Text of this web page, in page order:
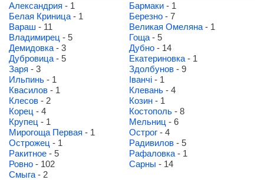
Александрия - 1 Бармаки - 1
Белая Криница - 1 Березно - 7
Вараш - 11 Великая Омеляна - 1
Владимирец - 5 Гоща - 5
Демидовка - 3 Дубно - 14
Дубровица - 5 Екатериновка - 1
Заря - 3 Здолбунов - 9
Ильпинь - 1 Іванчі - 1
Квасилов - 1 Клевань - 4
Клесов - 2 Козин - 1
Корец - 4 Костополь - 8
Крупец - 1 Мельниц - 6
Мирогоща Первая - 1 Острог - 4
Острожец - 1 Радивилов - 5
Ракитное - 5 Рафаловка - 1
Ровно - 102 Сарны - 14
Смыга - 2